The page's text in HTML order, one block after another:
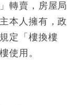
轉賣，房屋局
本人擁有，政
定「樓換樓
使用。